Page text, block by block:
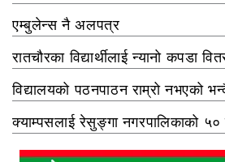
एम्बुलेन्स नै अलपत्र
रातचौरका विद्यार्थीलाई न्यानो कपडा
विद्यालयको पठनपाठन राम्रो नभएको
क्याम्पसलाई रेसुङ्गा नगरपालिकाको